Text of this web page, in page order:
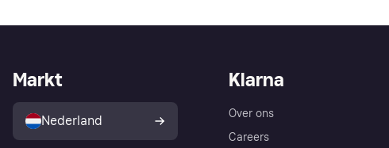
Klarna
Over ons
Careers
Markt
Nederland